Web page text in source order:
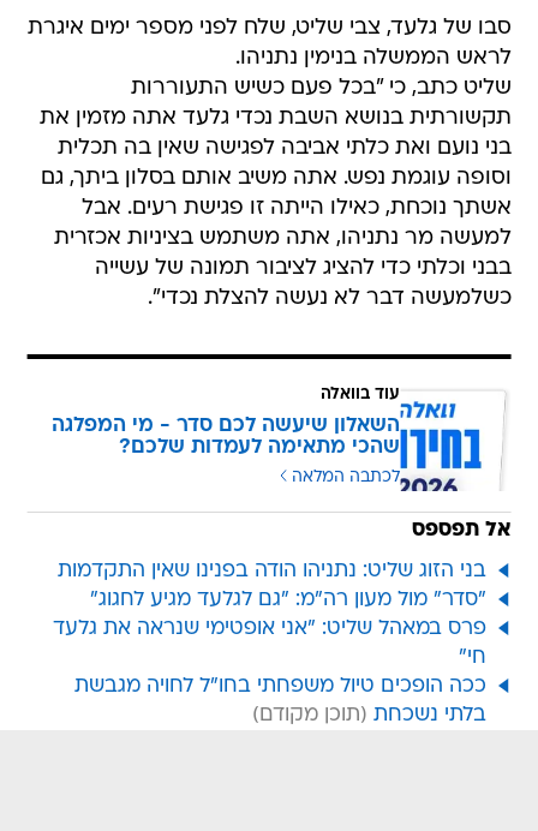
סבו של גלעד, צבי שליט, שלח לפני מספר ימים איגרת
לראש הממשלה בנימין נתניהו.
שליט כתב, כי "בכל פעם כשיש התעוררות
תקשורתית בנושא השבת נכדי גלעד אתה מזמין את
בני נועם ואת כלתי אביבה לפגישה שאין בה תכלית
וסופה עוגמת נפש. אתה משיב אותם בסלון ביתך, גם
אשתך נוכחת, כאילו הייתה זו פגישת רעים. אבל
למעשה מר נתניהו, אתה משתמש בציניות אכזרית
בבני וכלתי כדי להציג לציבור תמונה של עשייה
כשלמעשה דבר לא נעשה להצלת נכדי".
עוד בוואלה
השאלון שיעשה לכם סדר - מי המפלגה
שהכי מתאימה לעמדות שלכם?
לכתבה המלאה
אל תפספס
בני הזוג שליט: נתניהו הודה בפנינו שאין התקדמות
"סדר" מול מעון רה"מ: "גם לגלעד מגיע לחגוג"
פרס במאהל שליט: "אני אופטימי שנראה את גלעד
חי"
ככה הופכים טיול משפחתי בחו"ל לחויה מגבשת
בלתי נשכחת